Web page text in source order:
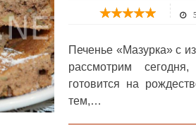
Печенье «Мазурка» с
рассмотрим
готовится на
тем,…